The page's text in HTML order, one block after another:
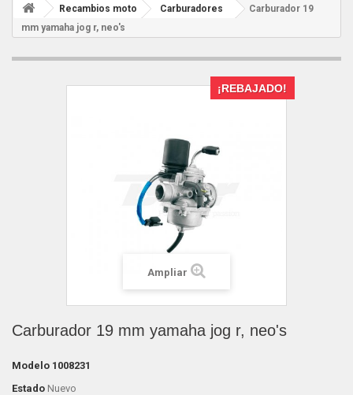
Recambios moto Carburadores
Carburador 19
mm yamaha jog r, neo's
¡REBAJADO!
Ampliar
Carburador 19 mm yamaha jog r, neo's
Modelo 1008231
Estado Nuevo